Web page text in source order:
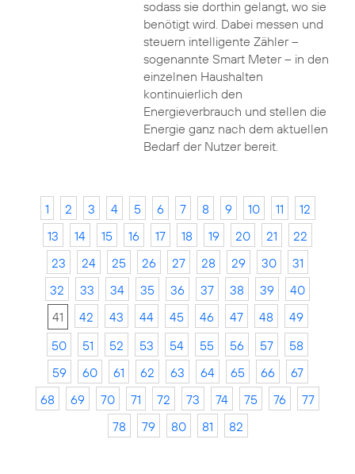
sodass sie dorthin gelangt, wo sie
benötigt wird. Dabei messen und
steuern intelligente Zähler –
sogenannte Smart Meter – in den
einzelnen Haushalten
kontinuierlich den
Energieverbrauch und stellen die
Energie ganz nach dem aktuellen
Bedarf der Nutzer bereit.
1 2 3 4 5 6 7 8 9 10 11
12
13
14 15 16 17 18 19 20 21
22
23
24 25 26 27 28 29 30
31
32
33 34 35 36 37 38 39
40
41
42 43 44 45 46 47 48
49
50
51 52 53 54 55 56 57
58
59
60 61 62 63 64 65 66
67
68
69 70 71 72 73 74 75 76
77
78
79 80 81 82